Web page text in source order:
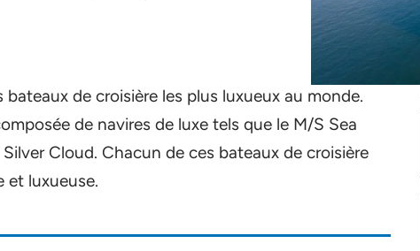
de croisière les plus luxueux au monde.
de navires de luxe tels que le M/S Sea
Cloud. Chacun de ces bateaux de croisière
et luxueuse.